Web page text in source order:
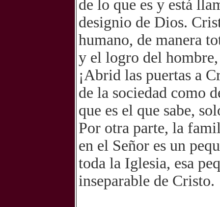
de lo que es y está
designio de Dios.
humano, de manera
y el logro del
¡Abrid las puertas a
de la sociedad como
que es el que sabe,
Por otra parte, la
en el Señor es un
toda la Iglesia, esa
inseparable de Cristo.